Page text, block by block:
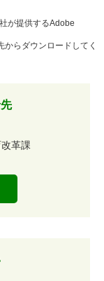
が提供するAdobe
らダウンロードしてく
革課